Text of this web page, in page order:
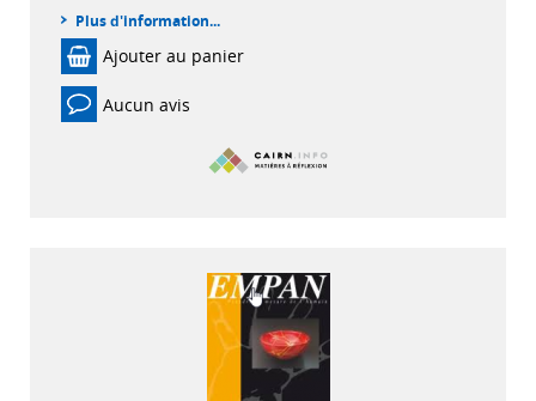
Plus d'information...
Ajouter au panier
Aucun avis